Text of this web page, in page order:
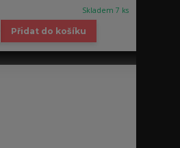
Skladem 7 ks
Přidat do košíku